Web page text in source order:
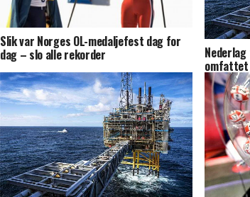
Slik var Norges OL-medaljefest dag for
dag – slo alle rekorder
omfattet